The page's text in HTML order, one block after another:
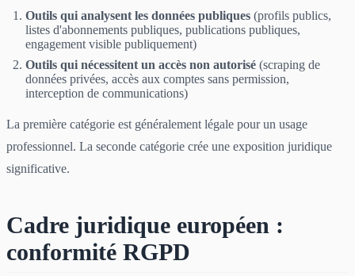
Outils qui analysent les données publiques (profils publics,
listes d'abonnements publiques, publications publiques,
engagement visible publiquement)
Outils qui nécessitent un accès non autorisé (scraping de
données privées, accès aux comptes sans permission,
interception de communications)
La première catégorie est généralement légale pour un usage
professionnel. La seconde catégorie crée une exposition juridique
significative.
Cadre juridique européen :
conformité RGPD